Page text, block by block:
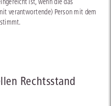
verantwortende) Person mit dem
Rechtsstand